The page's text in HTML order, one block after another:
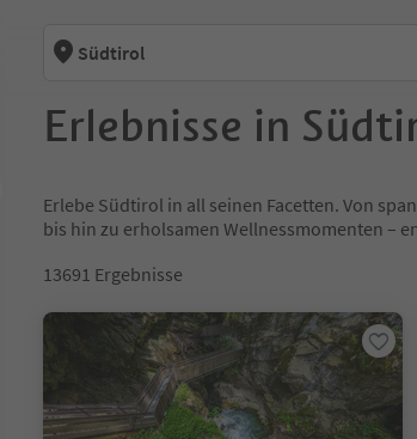
link
Südtirol
Erlebnisse in
Erlebe Südtirol in all seinen Facetten. Von
bis hin zu erholsamen Wellnessmomenten –
13691 Ergebnisse